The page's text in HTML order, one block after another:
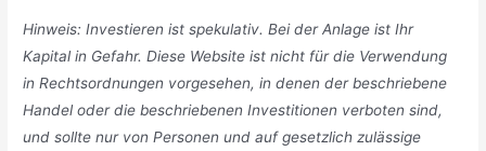
Hinweis: Investieren ist spekulativ. Bei der Anlage ist Ihr
Kapital in Gefahr. Diese Website ist nicht für die Verwendung
in Rechtsordnungen vorgesehen, in denen der beschriebene
Handel oder die beschriebenen Investitionen verboten sind,
und sollte nur von Personen und auf gesetzlich zulässige